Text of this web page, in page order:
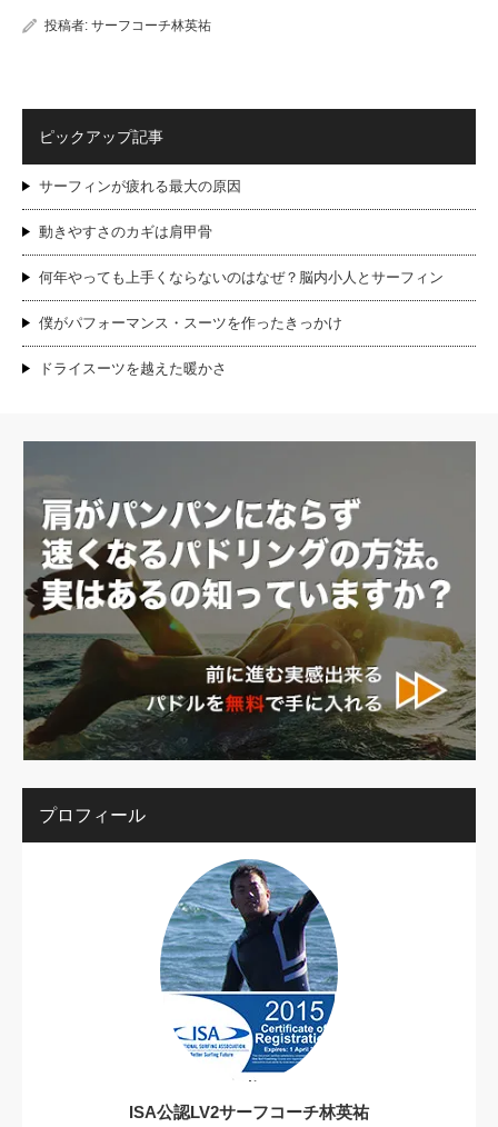
投稿者: サーフコーチ林英祐
ピックアップ記事
サーフィンが疲れる最大の原因
動きやすさのカギは肩甲骨
何年やっても上手くならないのはなぜ？脳内小人とサーフィン
僕がパフォーマンス・スーツを作ったきっかけ
ドライスーツを越えた暖かさ
プロフィール
ISA公認LV2サーフコーチ林英祐